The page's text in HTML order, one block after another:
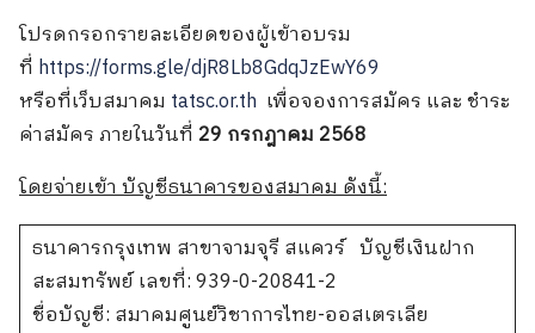
โปรดกรอกรายละเอียดของผู้เข้าอบรม
ที่ https://forms.gle/djR8Lb8GdqJzEwY69
หรือที่เว็บสมาคม tatsc.or.th เพื่อจองการสมัคร และ ชำระ
ค่าสมัคร ภายในวันที่ 29 กรกฎาคม 2568
โดยจ่ายเข้า บัญชีธนาคารของสมาคม ดังนี้:
ธนาคารกรุงเทพ สาขาจามจุรี สแควร์ บัญชีเงินฝาก
สะสมทรัพย์ เลขที่: 939-0-20841-2
ชื่อบัญชี: สมาคมศูนย์วิชาการไทย-ออสเตรเลีย